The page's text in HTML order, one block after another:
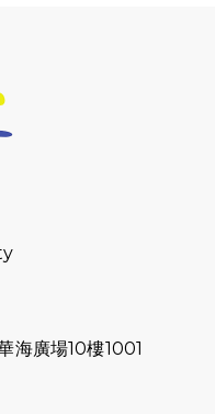
練習 - 7月23日
練習 - 7月16日
里分享暨香港傷健共
】
練習 - 7月9日（19:00
海廣場10樓1001